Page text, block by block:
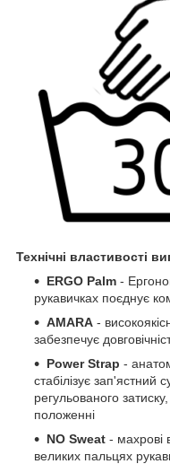
Технічні властивості
ERGO Palm -
рукавичках поєднує
AMARA -
забезпечує
Power Strap -
стабілізує зап'ястний
регульованого
положенні
NO Sweat - махрові
великих пальцях